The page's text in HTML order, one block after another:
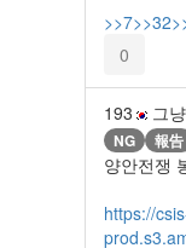
>>7>>32
0
193 그
NG 報告
양안전쟁
https://